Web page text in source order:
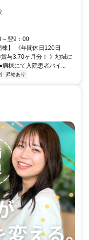
いる病院です❗️
～翌9：00
棟】 《年間休日120日
与3.70ヶ月分！ 》地域に
棟にて入院患者バイ...
昇給あり